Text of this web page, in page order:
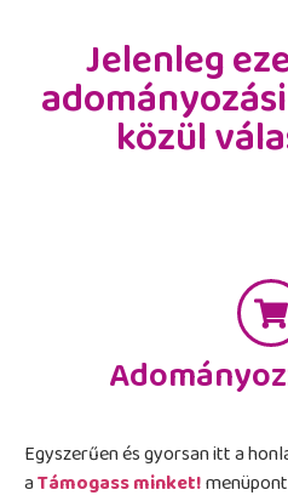
Jelenleg
közül
Egyszerűen és gyorsan itt a
aTámogass minket!